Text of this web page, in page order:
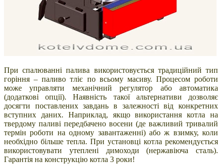
При спалюванні палива використовується традиційний тип
горіння – паливо тліє по всьому масиву. Процесом роботи
може управляти механічний регулятор або автоматика
(додаткові опції). Наявність такої альтернативи дозволяє
досягти поставлених завдань в залежності від конкретних
вступних даних. Наприклад, якщо використання котла на
твердому паливі передбачено восени (де важливий тривалий
термін роботи на одному завантаженні) або ж взимку, коли
необхідно більше тепла. При установці котла рекомендується
використовувати утеплені димоходи (нержавіюча сталь).
Гарантія на конструкцію котла 3 роки!